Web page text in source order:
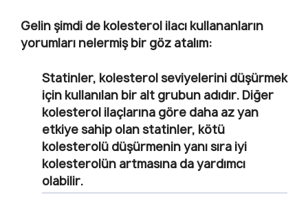
Gelin şimdi de kolesterol ilacı kullananların
yorumları nelermiş bir göz atalım:
Statinler, kolesterol seviyelerini düşürmek
için kullanılan bir alt grubun adıdır. Diğer
kolesterol ilaçlarına göre daha az yan
etkiye sahip olan statinler, kötü
kolesterolü düşürmenin yanı sıra iyi
kolesterolün artmasına da yardımcı
olabilir.